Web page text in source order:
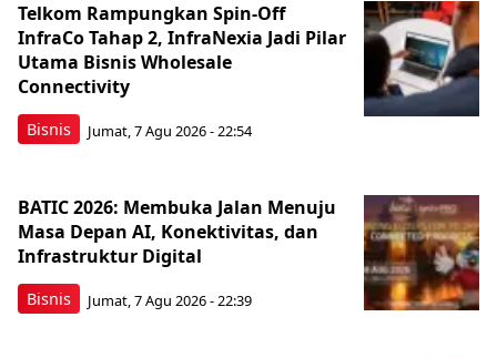
Bisnis
Telkom Rampungkan Spin-Off
InfraCo Tahap 2, InfraNexia Jadi Pilar
Utama Bisnis Wholesale
Connectivity
Jumat, 7 Agu 2026 - 22:54
Bisnis
BATIC 2026: Membuka Jalan Menuju
Masa Depan AI, Konektivitas, dan
Infrastruktur Digital
Jumat, 7 Agu 2026 - 22:39